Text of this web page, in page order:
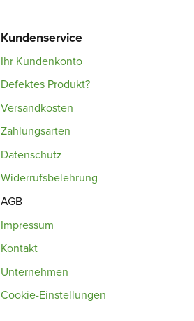
Kundenservice
Ihr Kundenkonto
Defektes Produkt?
Versandkosten
Zahlungsarten
Datenschutz
Widerrufsbelehrung
AGB
Impressum
Kontakt
Unternehmen
Cookie-Einstellungen